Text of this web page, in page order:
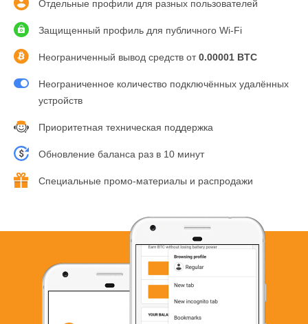
Отдельные профили для разных пользователей
Защищенный профиль для публичного Wi-Fi
Неограниченный вывод средств от0.00001 BTC
Неограниченное количество подключённых удалённых
устройств
Приоритетная техническая поддержка
Обновление баланса раз в 10 минут
Специальные промо-материалы и распродажи